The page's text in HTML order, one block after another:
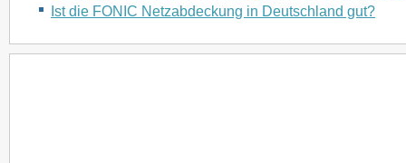
Ist die FONIC Netzabdeckung in Deutschland gut?